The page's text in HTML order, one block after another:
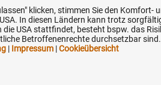
(Festnetz): Hilfe &
klicken, stimmen Sie den
USA. In diesen Ländern kann trotz
USA stattfindet, besteht bspw. das
Betroffenenrechte durchsetzbar
| Impressum |Cookieübersicht